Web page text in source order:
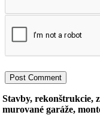
Stavby, rekonštrukcie,
murované garáže,